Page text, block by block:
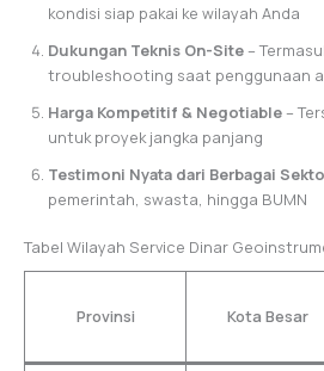
kondisi siap pakai ke wilayah Anda
Dukungan Teknis On-Site–
troubleshooting saat penggunaan
Harga Kompetitif & Negotiable–
untuk proyek jangka panjang
Testimoni Nyata dari Berbagai
pemerintah, swasta, hingga BUMN
Tabel Wilayah Service Dinar
Provinsi Kota Besar